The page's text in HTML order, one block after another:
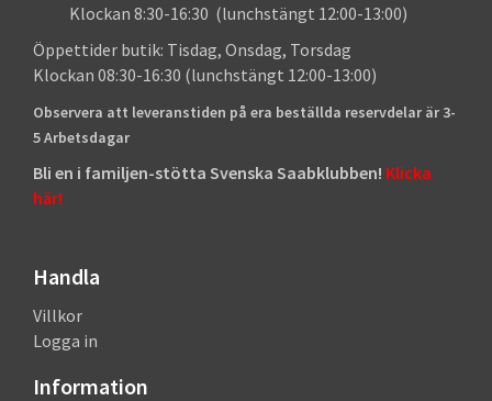
Klockan 8:30-16:30 (lunchstängt 12:00-13:00)
Öppettider butik: Tisdag, Onsdag, Torsdag
Klockan 08:30-16:30 (lunchstängt 12:00-13:00)
Observera att leveranstiden på era beställda reservdelar är 3-
5 Arbetsdagar
Bli en i familjen-stötta Svenska Saabklubben! Klicka
här!
Handla
Villkor
Logga in
Information